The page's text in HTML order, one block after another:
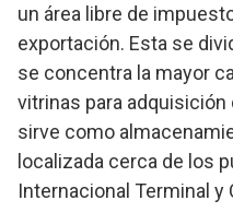
un área libre de
exportación. Esta se
se concentra la mayor
vitrinas para
sirve como
localizada cerca de los
Internacional Terminal y